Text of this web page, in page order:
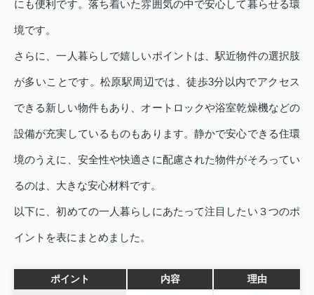
にも便利です。落ち着いた雰囲気の中で安心して暮らせる環
境です。
さらに、一人暮らしで嬉しいポイントは、駅近物件の選択肢
が多いことです。松原駅周辺では、徒歩3分以内でアクセス
できる新しい物件もあり、オートロックや浴室乾燥機などの
設備が充実しているものもあります。静かで安心できる住環
境のうえに、安全性や快適さに配慮された物件がそろってい
るのは、大きな安心材料です。
以下に、初めての一人暮らしにあたって注目したい３つのポ
イントを表にまとめました。
ポイント 内容 理由